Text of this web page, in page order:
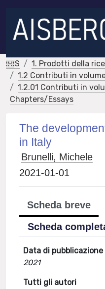
IRIS
1. Prodotti della
1.2 Contributi in
1.2.01 Contributi in
Chapters/Essays
The
in Italy
Brunelli, Michele
2021-01-01
Scheda breve
Scheda
Data di pubblicazione
2021
Tutti gli autori